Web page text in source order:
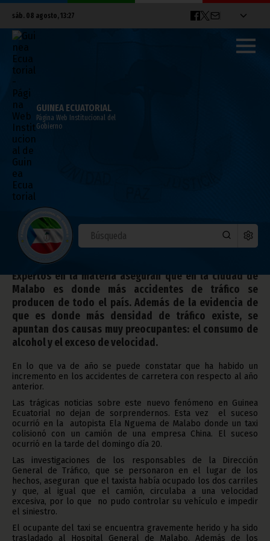
sáb. 08 agosto, 13:27
GUINEA ECUATORIAL
Página Web Institucional del
Gobierno
Continúan los accidentes de tráfico en
Malabo
marzo 22, 2011
Noticias
Expertos en la materia aseguran que en la ciudad de
Malabo es donde más accidentes de tráfico se
producen de todo el país. Además de la evidencia de
que es donde más densidad de tráfico existe, se
apuntan dos causas muy preocupantes: el consumo de
alcohol y el exceso de velocidad.
En lo que va de año se puede constatar que ha habido un
incremento en los accidentes de carretera con respecto al año
anterior.
Las trágicas noticias sobre este nuevo fenómeno en Guinea
Ecuatorial no dejan de sorprendernos. Esta vez el suceso
ocurrió en la autopista Ela Nguema de Malabo donde un taxi
colisionó con un camión de una empresa China. El suceso
ocurrió en la tarde del domingo día 20.
Las investigaciones de los responsables de la Dirección
General de Tráfico, que se personaron en el lugar de los
hechos, aseguran que el taxista había ocupado los dos carriles
y que, al igual que el camión, circulaba a una velocidad
excesiva, por lo que no pudo controlar su vehículo e impedir
el siniestro.
El ocupante del taxi se encuentra gravemente herido y ha sido
trasladado al Hospital General de Malabo. Además de los